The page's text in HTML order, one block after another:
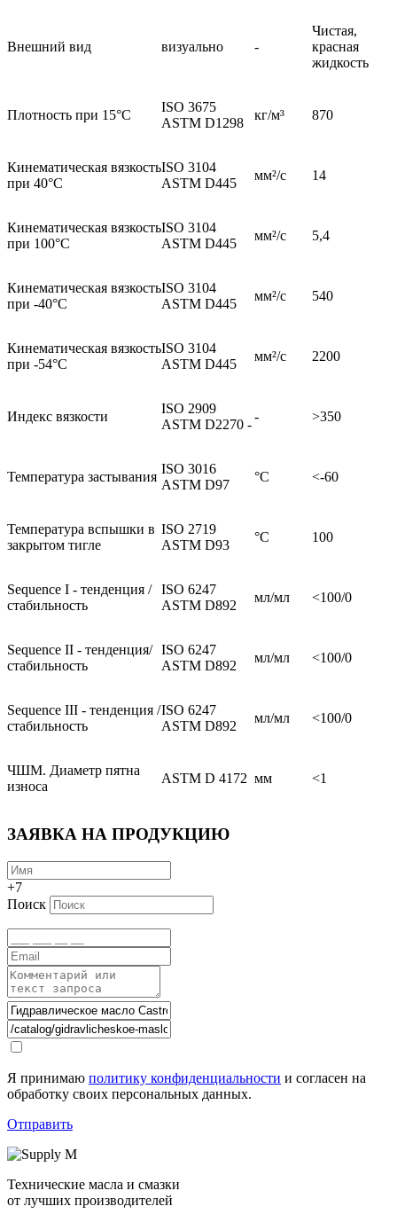
Внешний вид визуально -
Чистая,
красная
жидкость
Плотность при 15°C
ISO 3675
ASTM D1298
кг/м³ 870
Кинематическая вязкость
при 40°C
ISO 3104
ASTM D445
мм²/с 14
Кинематическая вязкость
при 100°C
ISO 3104
ASTM D445
мм²/с 5,4
Кинематическая вязкость
при -40°C
ISO 3104
ASTM D445
мм²/с 540
Кинематическая вязкость
при -54°C
ISO 3104
ASTM D445
мм²/с 2200
Индекс вязкости
ISO 2909
ASTM D2270 -
- >350
Температура застывания
ISO 3016
ASTM D97
°C <-60
Температура вспышки в
закрытом тигле
ISO 2719
ASTM D93
°C 100
Sequence I - тенденция /
стабильность
ISO 6247
ASTM D892
мл/мл <100/0
Sequence II - тенденция/
стабильность
ISO 6247
ASTM D892
мл/мл <100/0
Sequence III - тенденция /
стабильность
ISO 6247
ASTM D892
мл/мл <100/0
ЧШМ. Диаметр пятна
износа
ASTM D 4172 мм <1
ЗАЯВКА НА ПРОДУКЦИЮ
+7
Поиск
Я принимаю политику конфиденциальности и согласен на
обработку своих персональных данных.
Отправить
Технические масла и смазки
от лучших производителей